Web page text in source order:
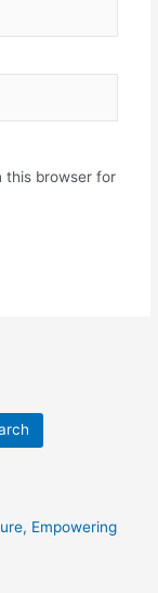
this browser for
Empowering